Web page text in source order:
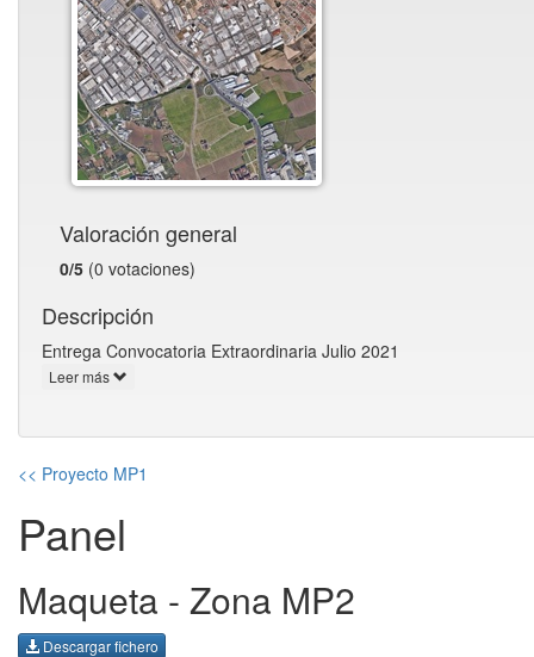
Valoración general
0/5 (0 votaciones)
Descripción
Entrega Convocatoria Extraordinaria Julio 2021
Leer más
<< Proyecto MP1
Panel
Maqueta - Zona MP2
Descargar fichero